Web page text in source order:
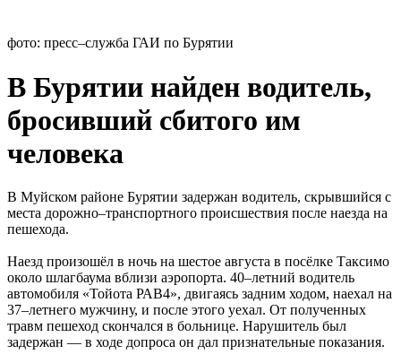
фото: пресс–служба ГАИ по Бурятии
В Бурятии найден водитель,
бросивший сбитого им
человека
В Муйском районе Бурятии задержан водитель, скрывшийся с
места дорожно–транспортного происшествия после наезда на
пешехода.
Наезд произошёл в ночь на шестое августа в посёлке Таксимо
около шлагбаума вблизи аэропорта. 40–летний водитель
автомобиля «Тойота РАВ4», двигаясь задним ходом, наехал на
37–летнего мужчину, и после этого уехал. От полученных
травм пешеход скончался в больнице. Нарушитель был
задержан — в ходе допроса он дал признательные показания.